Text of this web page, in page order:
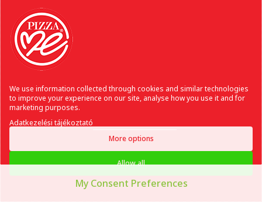
We use information collected through cookies and similar technologies
to improve your experience on our site, analyse how you use it and for
marketing purposes.
Adatkezelési tájékoztató
More options
Allow all
My Consent Preferences